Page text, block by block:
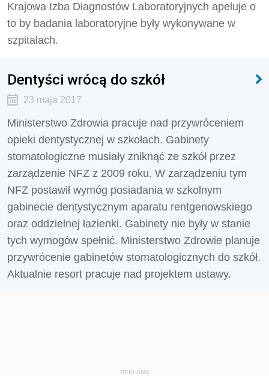
Krajowa Izba Diagnostów Laboratoryjnych apeluje o
to by badania laboratoryjne były wykonywane w
szpitalach.
Dentyści wrócą do szkół
23 maja 2017
Ministerstwo Zdrowia pracuje nad przywróceniem
opieki dentystycznej w szkołach. Gabinety
stomatologiczne musiały zniknąć ze szkół przez
zarządzenie NFZ z 2009 roku. W zarządzeniu tym
NFZ postawił wymóg posiadania w szkolnym
gabinecie dentystycznym aparatu rentgenowskiego
oraz oddzielnej łazienki. Gabinety nie były w stanie
tych wymogów spełnić. Ministerstwo Zdrowie planuje
przywrócenie gabinetów stomatologicznych do szkół.
Aktualnie resort pracuje nad projektem ustawy.
REKLAMA